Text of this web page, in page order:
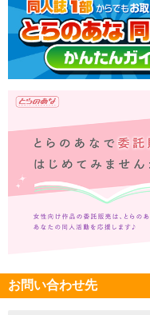
お問い合わせ先